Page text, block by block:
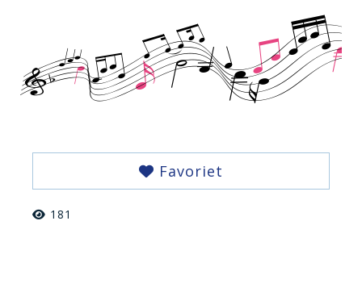
Favoriet
181